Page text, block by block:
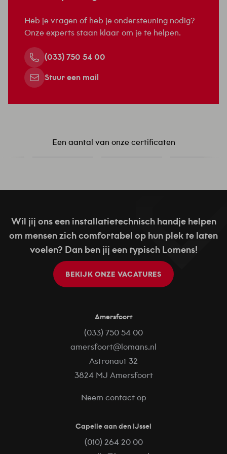
Heb je vragen of heb je ondersteuning nodig?
Onze experts staan klaar om je te helpen.
(033) 750 54 00
Stuur een mail
Een aantal van onze certificaten
Wil jij ons een installatietechnisch handje helpen
om mensen zich comfortabel op hun plek te laten
voelen? Dan ben jij een typisch Lomens!
BEKIJK ONZE VACATURES
Amersfoort
(033) 750 54 00
amersfoort@lomans.nl
Astronaut 32
3824 MJ Amersfoort
Neem contact op
Capelle aan den IJssel
(010) 264 20 00